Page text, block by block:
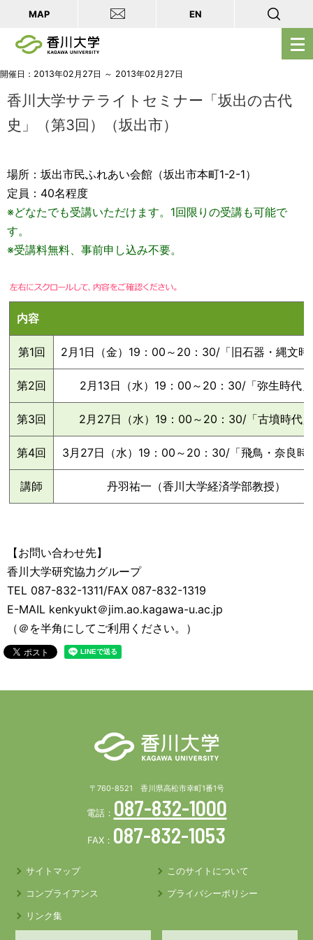
メ
ニ
ー
MAP EN
開催日：2013年02月27日 ～ 2013年02月27日
香川大学サテライトセミナー「坂出の古代
史」（第3回）（坂出市）
場所：坂出市民ふれあい会館（坂出市本町1-2-1）
定員：40名程度
※どなたでも受講いただけます。1回限りの受講も可能で
す。
※受講料無料、事前申し込み不要。
内容
第1回 2月1日（金）19：00～20：30/「旧石器・縄文時
第2回 2月13日（水）19：00～20：30/「弥生時代」
第3回 2月27日（水）19：00～20：30/「古墳時代
第4回 3月27日（水）19：00～20：30/「飛鳥・奈良時
講師 丹羽祐一（香川大学経済学部教授）
【お問い合わせ先】
香川大学研究協力グループ
TEL 087-832-1311/FAX 087-832-1319
E-MAIL kenkyukt＠jim.ao.kagawa-u.ac.jp
（＠を半角にしてご利用ください。）
〒760-8521 香川県高松市幸町1番1号
電話： 087-832-1000
FAX： 087-832-1053
サイトマップ
このサイトについて
コンプライアンス
プライバシーポリシー
リンク集